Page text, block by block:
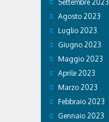
Settembre 2023
Agosto 2023
Luglio 2023
Giugno 2023
Maggio 2023
Aprile 2023
Marzo 2023
Febbraio 2023
Gennaio 2023